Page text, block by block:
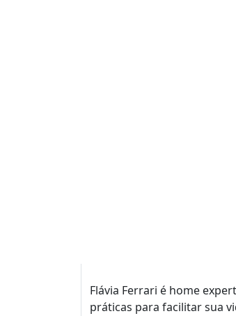
Flávia Ferrari é home
práticas para facilitar sua